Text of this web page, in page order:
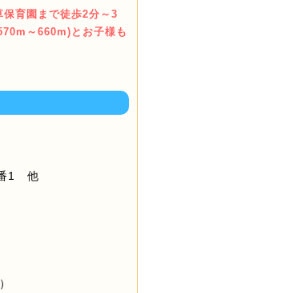
育園まで徒歩2分～3
～660m)とお子様も
番1 他